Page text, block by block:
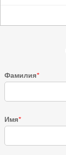
Фамилия*
Имя*